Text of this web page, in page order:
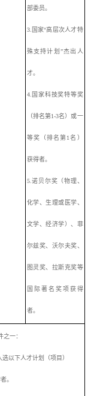
部委员。
3.国家“高层次人才特
殊支持计划”杰出人
才。
4.国家科技奖特等奖
（排名第1-3名）或一
等奖（排名第1名）
获得者。
5.诺贝尔奖（物理、
化学、生理或医学、
文学、经济学）、菲
尔兹奖、沃尔夫奖、
图灵奖、拉斯克奖等
国际著名奖项获得
者。
之一：
选以下人才计划（项目）
。